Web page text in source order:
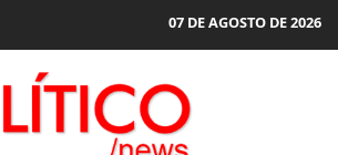
07 DE AGOSTO DE 2026